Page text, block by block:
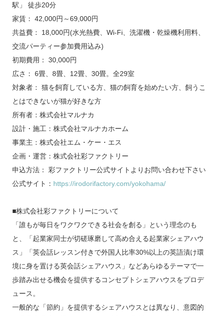
駅」 徒歩20分
家賃： 42,000円～69,000円
共益費： 18,000円(水光熱費、Wi-Fi、洗濯機・乾燥機利用料、
交流パーティー参加費用込み)
初期費用： 30,000円
広さ： 6畳、8畳、12畳、30畳。全29室
対象者： 猫を飼育している方、猫の飼育を始めたい方、飼うこ
とはできないが猫が好きな方
所有者：株式会社マルナカ
設計・施工：株式会社マルナカホーム
事業主：株式会社エム・ケー・エス
企画・運営：株式会社彩ファクトリー
申込方法： 彩ファクトリー公式サイトよりお問い合わせ下さい
公式サイト： https://irodorifactory.com/yokohama/
■株式会社彩ファクトリーについて
「誰もが毎日をワクワクできる社会を創る」という理念のも
と、「起業家同士が切磋琢磨して高め合える起業家シェアハウ
ス」「英会話レッスン付きで外国人比率30%以上の英語漬け環
境に身を置ける英会話シェアハウス」などあらゆるテーマで一
歩踏み出せる機会を提供するコンセプトシェアハウスをプロデ
ュース。
一般的な「節約」を提供するシェアハウスとは異なり、意図的